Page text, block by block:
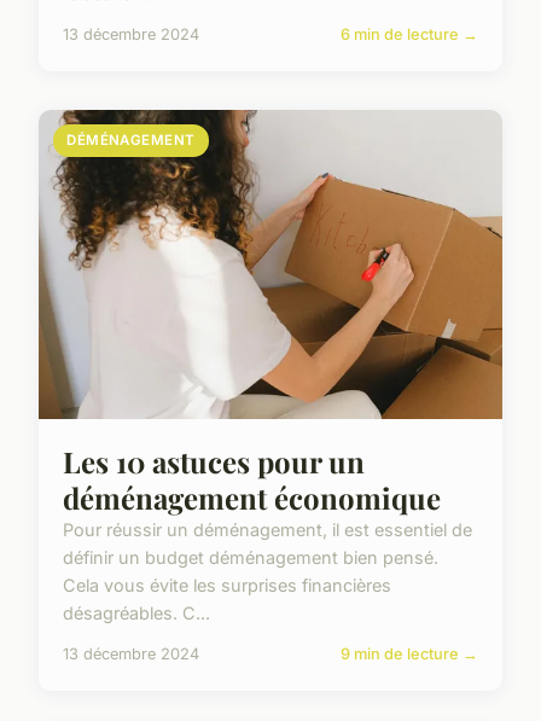
13 décembre 2024 6 min de lecture →
DÉMÉNAGEMENT
Les 10 astuces pour un
déménagement économique
Pour réussir un déménagement, il est essentiel de
définir un budget déménagement bien pensé.
Cela vous évite les surprises financières
désagréables. C...
13 décembre 2024 9 min de lecture →